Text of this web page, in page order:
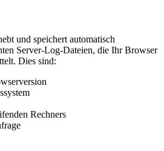
und speichert automatisch
Server-Log-Dateien, die Ihr Browser
Dies sind:
Rechners